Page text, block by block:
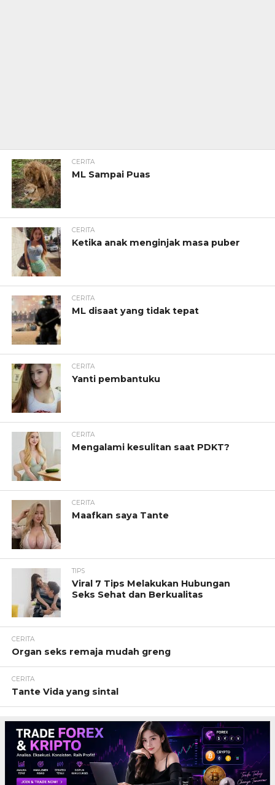
CERITA
ML Sampai Puas
CERITA
Ketika anak menginjak masa puber
CERITA
ML disaat yang tidak tepat
CERITA
Yanti pembantuku
CERITA
Mengalami kesulitan saat PDKT?
CERITA
Maafkan saya Tante
TIPS
Viral 7 Tips Melakukan Hubungan
Seks Sehat dan Berkualitas
CERITA
Organ seks remaja mudah greng
CERITA
Tante Vida yang sintal